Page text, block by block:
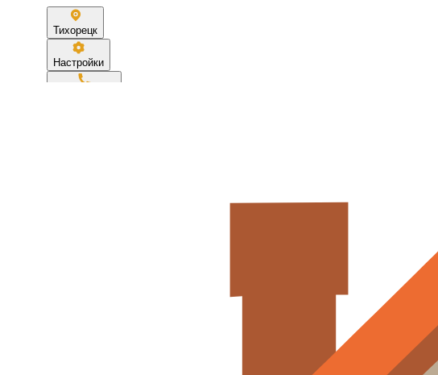
Тихорецк
Настройки